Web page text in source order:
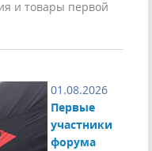
и товары первой
01.08.2026
Первые
участники
форума